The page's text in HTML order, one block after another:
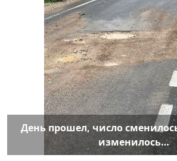
День прошел, число
изменилось…